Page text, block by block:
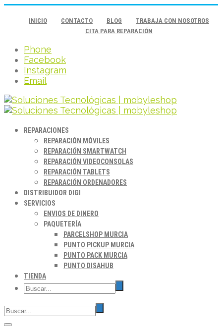
INICIO CONTACTO BLOG
TRABAJA CON NOSOTROS
CITA PARA REPARACIÓN
Phone
Facebook
Instagram
Email
REPARACIONES
REPARACIÓN MÓVILES
REPARACIÓN SMARTWATCH
REPARACIÓN VIDEOCONSOLAS
REPARACIÓN TABLETS
REPARACIÓN ORDENADORES
DISTRIBUIDOR DIGI
SERVICIOS
ENVIOS DE DINERO
PAQUETERÍA
PARCELSHOP MURCIA
PUNTO PICKUP MURCIA
PUNTO PACK MURCIA
PUNTO DISAHUB
TIENDA